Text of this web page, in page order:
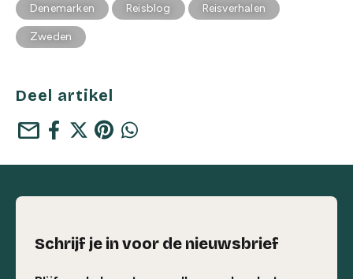
Denemarken Reisblog Reisverhalen
Zweden
Deel artikel
mail
Schrijf je in voor de nieuwsbrief